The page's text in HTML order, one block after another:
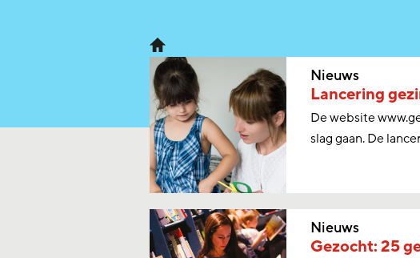
Nieuws
Lancering
De website
slag gaan. De
Nieuws
Gezocht: 25